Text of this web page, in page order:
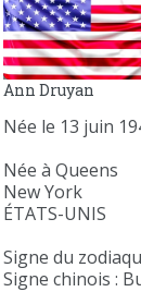
Ann Druyan
Née le 13 juin
Née à Queens
New York
ÉTATS-UNIS
Signe du
Signe chinois :